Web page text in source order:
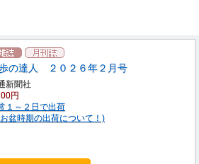
の達人 ２０２６年２月号
新聞社
円
１～２日で出荷
盆時期の出荷について！)